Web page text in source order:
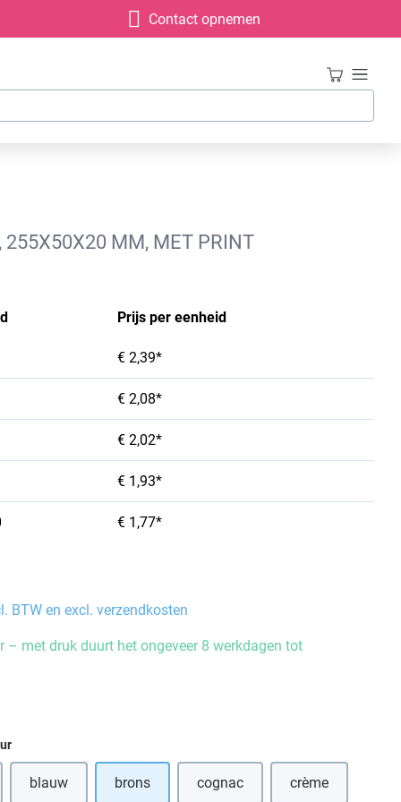
Contact opnemen
255X50X20 MM, MET PRINT
Prijs per eenheid
€ 2,39*
€ 2,08*
€ 2,02*
€ 1,93*
€ 1,77*
BTW en excl. verzendkosten
– met druk duurt het ongeveer 8 werkdagen tot
is momenteel niet beschikbaar.)
blauw(Deze optie is momenteel niet beschikbaar.)
brons cognac(Deze optie is momenteel niet
crème(Deze optie is